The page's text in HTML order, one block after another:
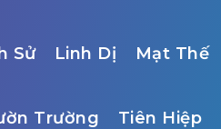
Sử Linh Dị Mạt Thế
Trường Tiên Hiệp